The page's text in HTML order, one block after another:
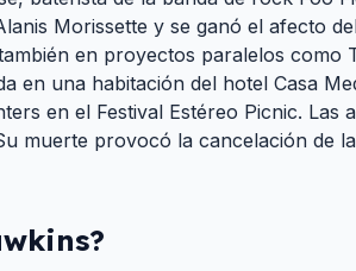
Morissette y se ganó el afecto
en proyectos paralelos como
en una habitación del hotel Casa
en el Festival Estéreo Picnic. Las
muerte provocó la cancelación de
?